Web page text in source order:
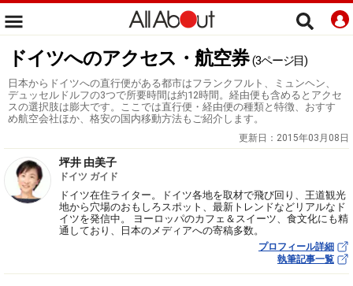
ドイツへのアクセス・航空券 (3ページ目)
日本からドイツへの直行便がある都市はフランクフルト、ミュンヘン、
デュッセルドルフの3つで所要時間は約12時間。経由便も含めるとアクセ
スの選択肢は膨大です。ここでは直行便・経由便の種類と特徴、おすす
め航空会社ほか、格安の国内移動方法もご紹介します。
更新日： 2015年03月08日
坪井 由美子
ドイツ ガイド
ドイツ在住ライター。ドイツ各地を取材で飛び回り、王道観光
地から穴場のおもしろスポット、最新トレンドなどリアルなド
イツを発信中。 ヨーロッパのカフェ＆スイーツ、食文化にも精
通しており、日本のメディアへの寄稿多数。
プロフィール詳細
執筆記事一覧